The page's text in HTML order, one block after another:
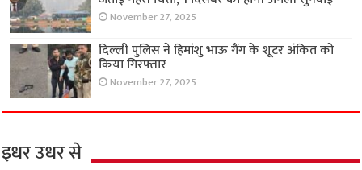
November 27, 2025
दिल्ली पुलिस ने हिमांशु भाऊ गैंग के शूटर अंकित को
किया गिरफ्तार
November 27, 2025
इधर उधर से